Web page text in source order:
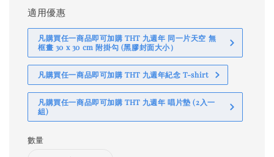
適用優惠
凡購買任一商品即可加購 THT 九週年 同一片天空 無
框畫 30 x 30 cm 附掛勾 (黑膠封面大小）
凡購買任一商品即可加購 THT 九週年紀念 T-shirt
凡購買任一商品即可加購 THT 九週年 唱片墊 (2入一
組)
數量